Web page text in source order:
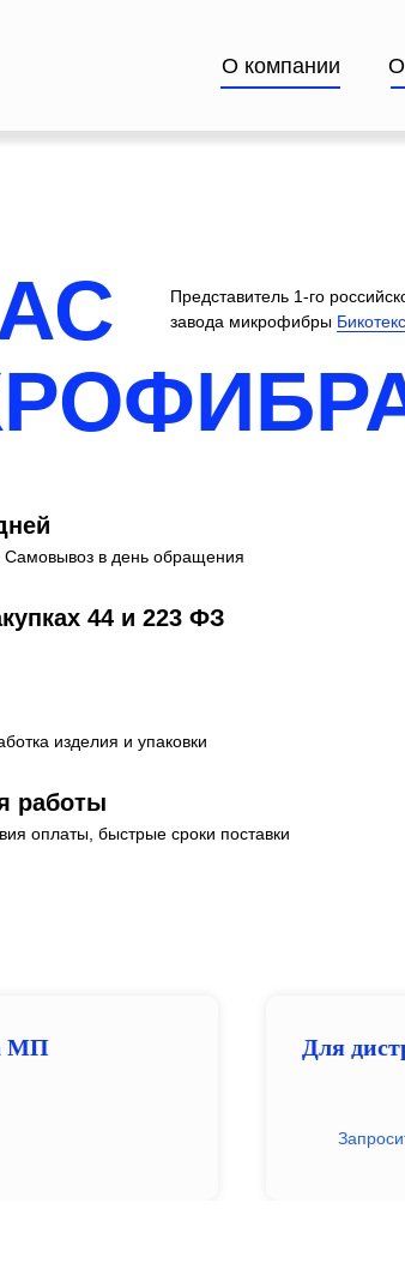
О компании О
в день обращения
44 и 223 ФЗ
изделия и упаковки
работы
оплаты, быстрые сроки поставки
Представитель 1-го
завода микрофибры Бикотекс
МП Для